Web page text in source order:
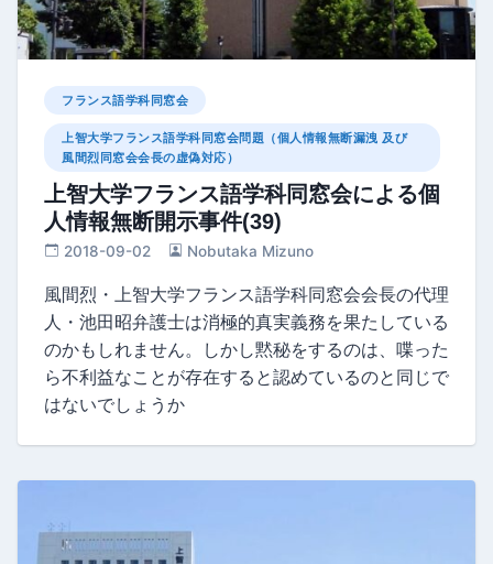
フランス語学科同窓会
上智大学フランス語学科同窓会問題（個人情報無断漏洩 及び
風間烈同窓会会長の虚偽対応）
上智大学フランス語学科同窓会による個
人情報無断開示事件(39)
2018-09-02 Nobutaka Mizuno
風間烈・上智大学フランス語学科同窓会会長の代理
人・池田昭弁護士は消極的真実義務を果たしている
のかもしれません。しかし黙秘をするのは、喋った
ら不利益なことが存在すると認めているのと同じで
はないでしょうか